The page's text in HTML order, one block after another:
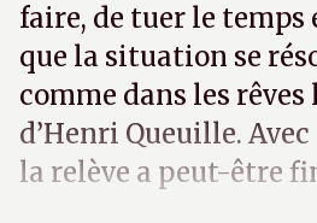
faire, de tuer le
que la situation se
comme dans les rêves
d’Henri Queuille. Avec
la relève a peut-être